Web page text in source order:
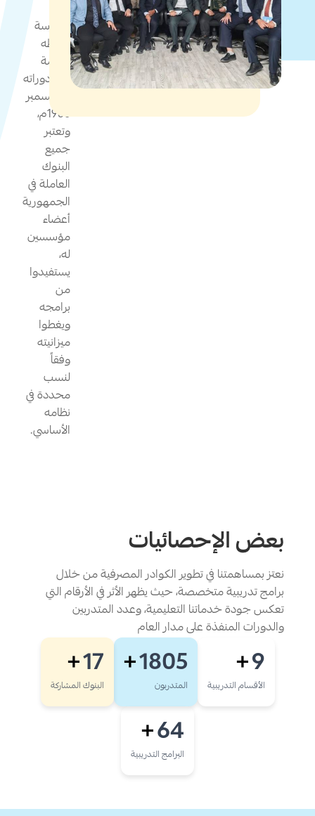
وبدأ
ممارسة
نشاطه
وإقامة
أولى دوراته
في ديسمبر
1980م،
وتعتبر
جميع
البنوك
العاملة في
الجمهورية
أعضاء
مؤسسين
له،
يستفيدوا
من
برامجه
ويغطوا
ميزانيته
وفقاً
لنسب
محددة في
نظامه
الأساسي.
بعض الإحصائيات
نعتز بمساهمتنا في تطوير الكوادر المصرفية من خلال
برامج تدريبية متخصصة، حيث يظهر الأثر في الأرقام التي
تعكس جودة خدماتنا التعليمية، وعدد المتدربين
والدورات المنفذة على مدار العام
9
+
الأقسام التدريبية
1805
+
المتدربون
17
+
البنوك المشاركة
64
+
البرامج التدريبية